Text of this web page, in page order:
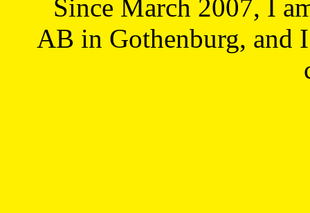
Since March 2007, I
AB in Gothenburg, and